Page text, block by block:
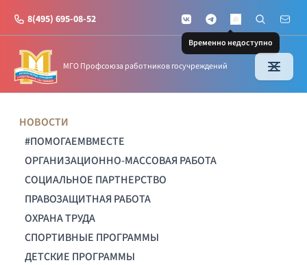
8(495) 695-08-52 VKontakteTelegramMAX
Временно недоступно
Поиск по
Почта
МГО Профсоюза работников госучреждений
НОВОСТИ
#ПОМОГАЕМВМЕСТЕ
ОРГАНИЗАЦИОННО-МАССОВАЯ РАБОТА
СОЦИАЛЬНОЕ ПАРТНЕРСТВО
ПРАВОЗАЩИТНАЯ РАБОТА
ОХРАНА ТРУДА
СПОРТИВНЫЕ ПРОГРАММЫ
ДЕТСКИЕ ПРОГРАММЫ